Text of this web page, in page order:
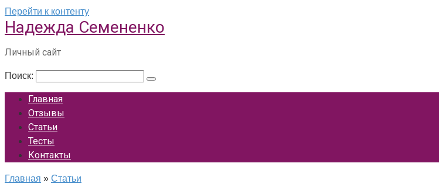
Перейти к контенту
Надежда Семененко
Личный сайт
Поиск:
Главная
Отзывы
Статьи
Тесты
Контакты
Главная » Статьи